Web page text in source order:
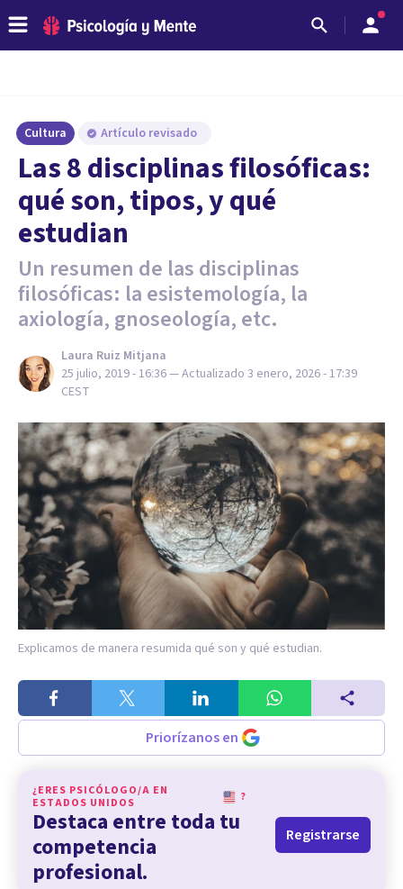
Cultura Artículo revisado
Las 8 disciplinas filosóficas:
qué son, tipos, y qué
estudian
Un resumen de las disciplinas
filosóficas: la esistemología, la
axiología, gnoseología, etc.
Laura Ruiz Mitjana
25 julio, 2019 - 16:36— Actualizado 3 enero, 2026 - 17:39
CEST
Explicamos de manera resumida qué son y qué estudian.
Priorízanos en
¿ERES PSICÓLOGO/A EN
ESTADOS UNIDOS
?
Destaca entre toda tu
competencia
profesional.
Registrarse